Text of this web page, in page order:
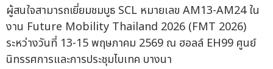
ผู้สนใจสามารถเยี่ยมชมบูธ SCL หมายเลข AM13-AM24 ใน
งาน Future Mobility Thailand 2026 (FMT 2026)
ระหว่างวันที่ 13-15 พฤษภาคม 2569 ณ ฮอลล์ EH99 ศูนย์
นิทรรศการและการประชุมไบเทค บางนา